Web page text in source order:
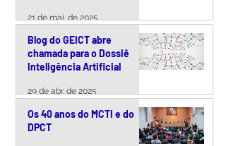
com Arquimedes Paiva
21 de mai. de 2025
Blog do GEICT abre
chamada para o Dossiê
Inteligência Artificial
29 de abr. de 2025
Os 40 anos do MCTI e do
DPCT